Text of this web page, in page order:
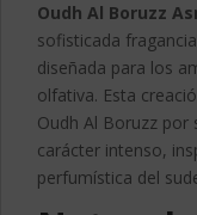
Oudh Al Boruzz
sofisticada
diseñada para los
olfativa. Esta
Oudh Al Boruzz por
carácter intenso,
perfumística del